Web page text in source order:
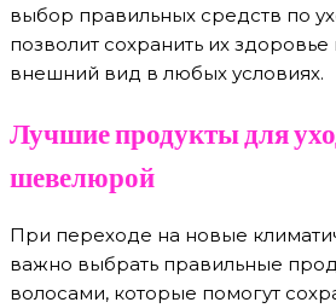
выбор правильных средств по
позволит сохранить их
внешний вид в любых условиях.
Лучшие продукты для
шевелюрой
При переходе на новые
важно выбрать правильные
волосами, которые помогут